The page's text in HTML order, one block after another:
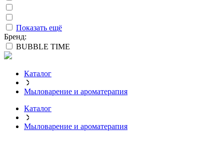
Показать ещё
Бренд:
BUBBLE TIME
Каталог
Мыловарение и ароматерапия
Каталог
Мыловарение и ароматерапия